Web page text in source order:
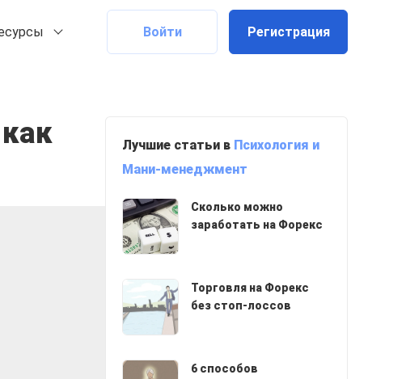
Войти Регистрация
Лучшие статьи в Психология и
Мани-менеджмент
Сколько можно
заработать на Форекс
Торговля на Форекс
без стоп-лоссов
6 способов